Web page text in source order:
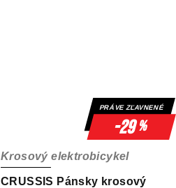
PRÁVE ZĽAVNENÉ
-29%
CRUSSIS Pánsky krosový
Krosový elektrobicykel